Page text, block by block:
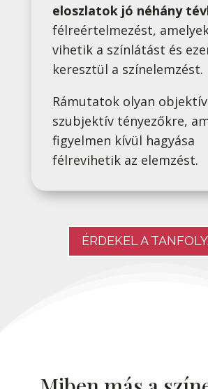
eloszlatok jó néhány
félreértelmezést,
vihetik a színlátást és
keresztül a színelemzést.
Rámutatok olyan
szubjektív tényezőkre,
figyelmen kívül hagyása
félrevihetik az elemzést.
ÉRDEKEL A